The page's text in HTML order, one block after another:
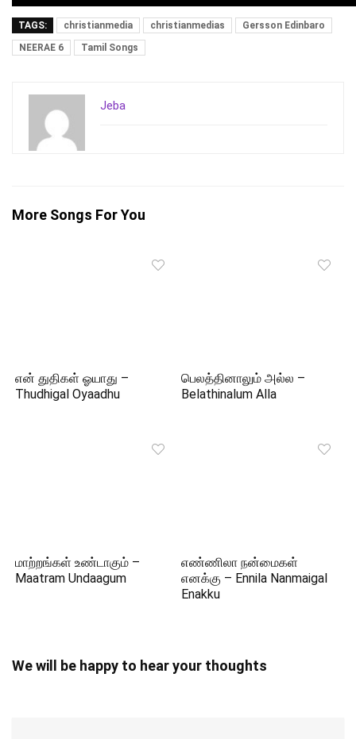
TAGS: christianmedia christianmedias
Gersson Edinbaro
NEERAE 6
Tamil Songs
Jeba
More Songs For You
என் துதிகள் ஓயாது –
Thudhigal Oyaadhu
பெலத்தினாலும் அல்ல –
Belathinalum Alla
மாற்றங்கள் உண்டாகும் –
Maatram Undaagum
எண்ணிலா நன்மைகள்
எனக்கு – Ennila Nanmaigal
Enakku
We will be happy to hear your thoughts